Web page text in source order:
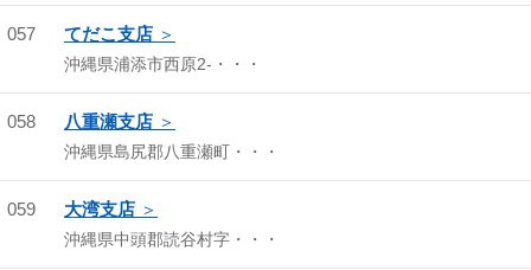
057 てだこ支店
沖縄県浦添市西原2-・・・
058 八重瀬支店
沖縄県島尻郡八重瀬町・・・
059 大湾支店
沖縄県中頭郡読谷村字・・・